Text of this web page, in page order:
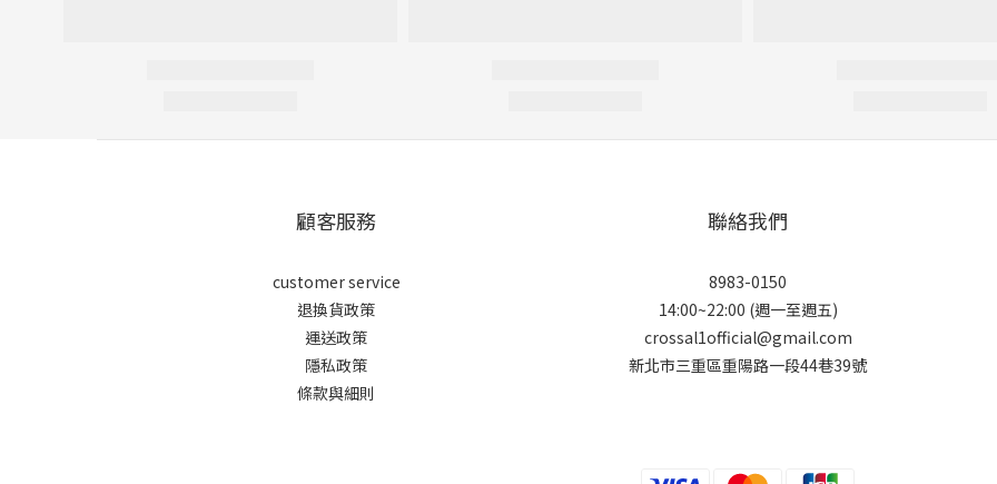
顧客服務
customer service
退換貨政策
運送政策
隱私政策
條款與細則
聯絡我們
8983-0150
14:00~22:00 (週一至週五)
crossal1official@gmail.com
新北市三重區重陽路一段44巷39號